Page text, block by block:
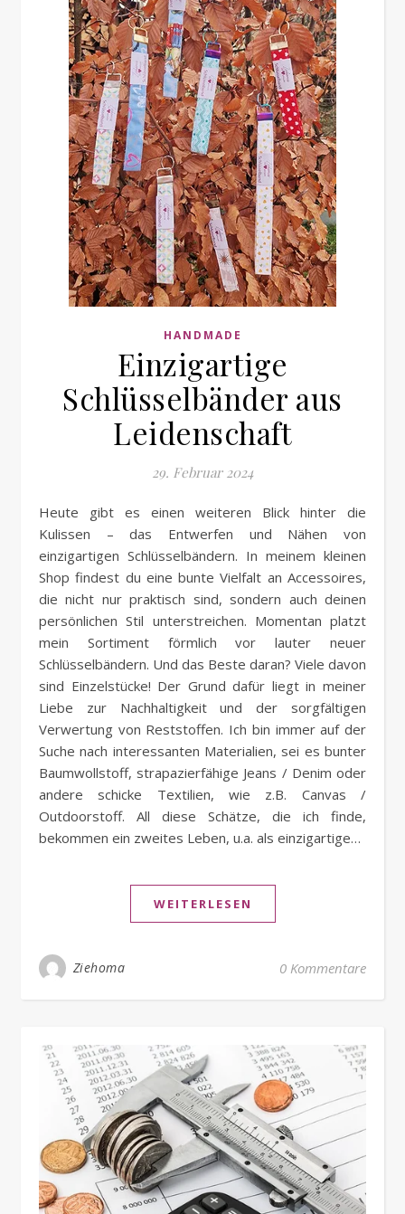
HANDMADE
Einzigartige
Schlüsselbänder aus
Leidenschaft
29. Februar 2024
Heute gibt es einen weiteren Blick hinter die
Kulissen – das Entwerfen und Nähen von
einzigartigen Schlüsselbändern. In meinem kleinen
Shop findest du eine bunte Vielfalt an Accessoires,
die nicht nur praktisch sind, sondern auch deinen
persönlichen Stil unterstreichen. Momentan platzt
mein Sortiment förmlich vor lauter neuer
Schlüsselbändern. Und das Beste daran? Viele davon
sind Einzelstücke! Der Grund dafür liegt in meiner
Liebe zur Nachhaltigkeit und der sorgfältigen
Verwertung von Reststoffen. Ich bin immer auf der
Suche nach interessanten Materialien, sei es bunter
Baumwollstoff, strapazierfähige Jeans / Denim oder
andere schicke Textilien, wie z.B. Canvas /
Outdoorstoff. All diese Schätze, die ich finde,
bekommen ein zweites Leben, u.a. als einzigartige…
WEITERLESEN
Ziehoma 0 Kommentare